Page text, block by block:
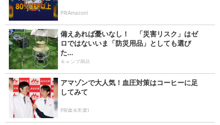
PR(Amazon)
備えあれば憂いなし！ 「災害リスク」はゼ
ロではないいま「防災用品」としても選び
た...
キャンプ用品
アマゾンで大人気！血圧対策はコーヒーに足
してみて
PR(森永乳業)